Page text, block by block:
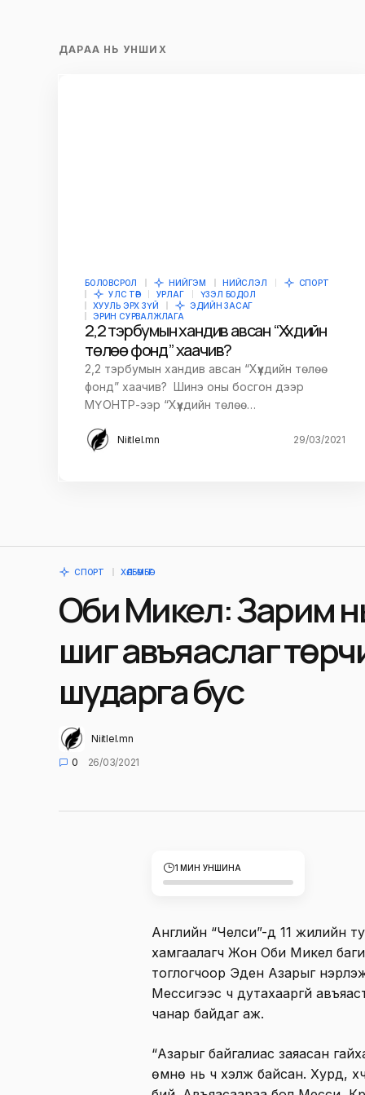
ДАРАА НЬ УНШИХ
БОЛОВСРОЛ НИЙГЭМ НИЙСЛЭЛ
СПОРТ
УЛС ТӨР
УРЛАГ
ҮЗЭЛ БОДОЛ
ХУУЛЬ ЭРХ ЗҮЙ
ЭДИЙН ЗАСАГ
ЭРИН СУРВАЛЖЛАГА
2,2 тэрбумын хандив авсан “Хүүхдийн
төлөө фонд” хаачив?
2,2 тэрбумын хандив авсан “Хүүхдийн төлөө
фонд” хаачив? Шинэ оны босгон дээр
МҮОНТР-ээр “Хүүхдийн төлөө…
Niitlel.mn 29/03/2021
СПОРТ ХӨЛБӨМБӨГ
Оби Микел: Зарим
шиг авъяаслаг
шударга бус
Niitlel.mn
0
26/03/2021
1 МИН УНШИНА
Английн “Челси”-д 11 жилийн
хамгаалагч Жон Оби Микел
тоглогчоор Эден Азарыг
Мессигээс ч дутахааргүй
чанар байдаг аж.
“Азарыг байгалиас заяасан
өмнө нь ч хэлж байсан. Хурд,